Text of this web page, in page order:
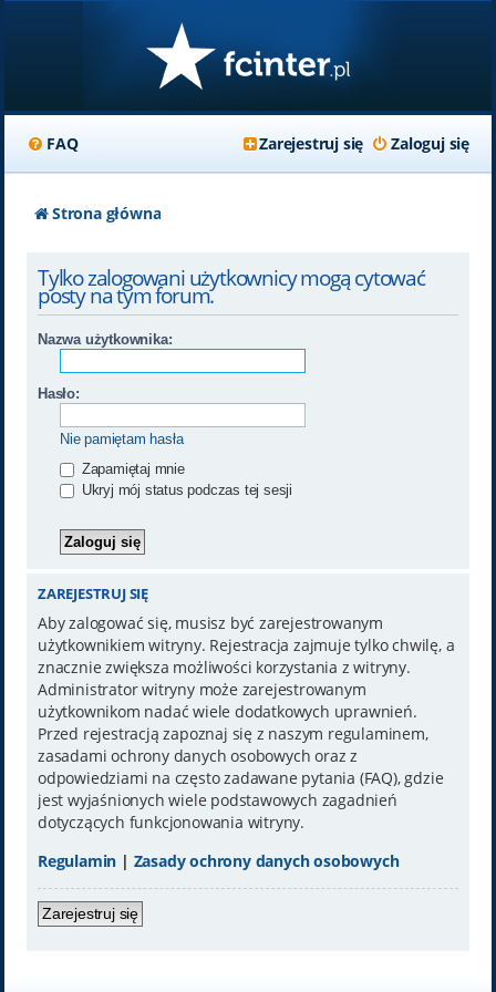
FAQ Zaloguj się
Zarejestruj się
Strona główna
Tylko zalogowani użytkownicy mogą cytować
posty na tym forum.
Nazwa użytkownika:
Hasło:
Nie pamiętam hasła
Zapamiętaj mnie
Ukryj mój status podczas tej sesji
ZAREJESTRUJ SIĘ
Aby zalogować się, musisz być zarejestrowanym
użytkownikiem witryny. Rejestracja zajmuje tylko chwilę, a
znacznie zwiększa możliwości korzystania z witryny.
Administrator witryny może zarejestrowanym
użytkownikom nadać wiele dodatkowych uprawnień.
Przed rejestracją zapoznaj się z naszym regulaminem,
zasadami ochrony danych osobowych oraz z
odpowiedziami na często zadawane pytania (FAQ), gdzie
jest wyjaśnionych wiele podstawowych zagadnień
dotyczących funkcjonowania witryny.
Regulamin | Zasady ochrony danych osobowych
Zarejestruj się